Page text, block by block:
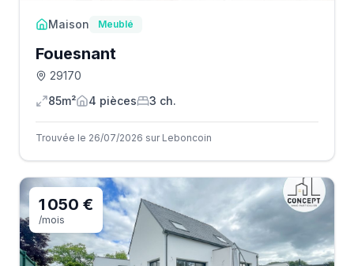
Maison Meublé
Fouesnant
29170
85m²
4 pièces 3 ch.
Trouvée le 26/07/2026 sur Leboncoin
1 050 €
/mois